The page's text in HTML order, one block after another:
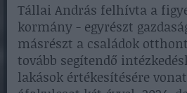
Tállai András felhívta a
kormány - egyrészt
másrészt a családok
tovább segítendő
lakások értékesítésére